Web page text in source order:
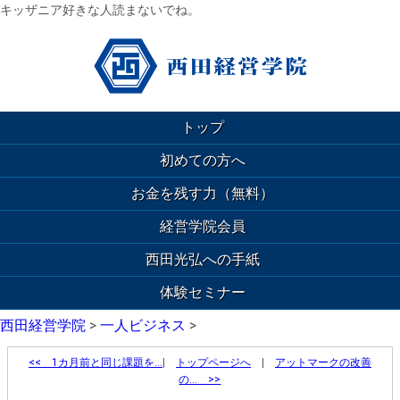
キッザニア好きな人読まないでね。
トップ
初めての方へ
お金を残す力（無料）
経営学院会員
西田光弘への手紙
体験セミナー
西田経営学院 > 一人ビジネス >
<< 1カ月前と同じ課題を… トップページへ| アットマークの改善
の… >>